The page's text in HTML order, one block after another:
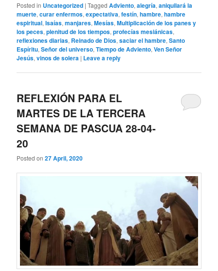
Posted in Uncategorized |Tagged Adviento,alegría,aniquilará la
muerte,curar enfermos,expectativa,festín,hambre,hambre
espiritual,Isaías,manjares,Mesías,Multiplicación de los panes y
los peces,plenitud de los tiempos,profecías mesiánicas,
reflexiones diarias, Reinado de Dios,saciar el hambre,Santo
Espíritu,Señor del universo,Tiempo de Adviento,Ven Señor
Jesús,vinos de solera | Leave a reply
REFLEXIÓN PARA EL
MARTES DE LA TERCERA
SEMANA DE PASCUA 28-04-
20
Posted on27 April, 2020